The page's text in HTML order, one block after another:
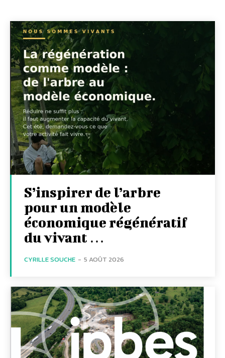
S’inspirer de l’arbre
pour un modèle
économique régénératif
du vivant …
CYRILLE SOUCHE - 5 AOÛT 2026